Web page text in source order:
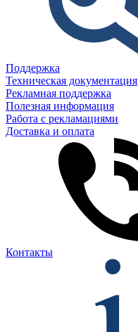
Поддержка
Техническая документация
Рекламная поддержка
Полезная информация
Работа с рекламациями
Доставка и оплата
Контакты